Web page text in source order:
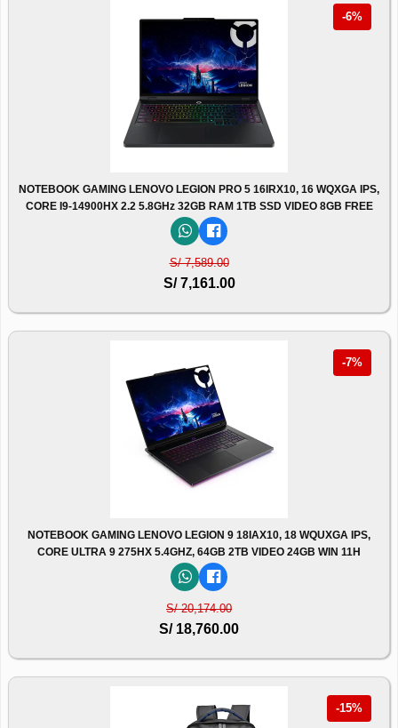
-6%
NOTEBOOK GAMING LENOVO LEGION PRO 5 16IRX10, 16 WQXGA IPS,
CORE I9-14900HX 2.2 5.8GHz 32GB RAM 1TB SSD VIDEO 8GB FREE
S/ 7,589.00
S/ 7,161.00
-7%
NOTEBOOK GAMING LENOVO LEGION 9 18IAX10, 18 WQUXGA IPS,
CORE ULTRA 9 275HX 5.4GHZ, 64GB 2TB VIDEO 24GB WIN 11H
S/ 20,174.00
S/ 18,760.00
-15%